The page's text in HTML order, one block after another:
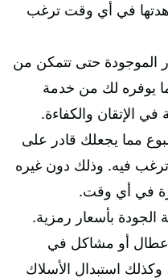
في أي وقت ترغب
حتى تتمكن من
يوفره لك من خدمة
الإتقان والكفاءة.
مما يجعلك قادر على
فيه. وذلك دون غيره
في أي وقت.
الجودة بأسعار رمزية.
أعطال أو مشاكل في
استبدال الأسلاك